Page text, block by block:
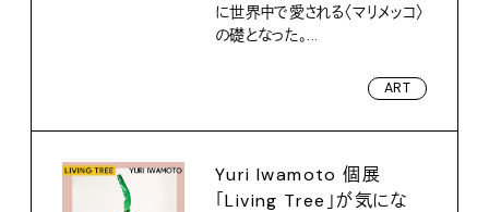
に世界中で愛される〈マリメッコ〉
の礎となった。...
ART
Yuri Iwamoto 個展
「Living Tree」が気にな